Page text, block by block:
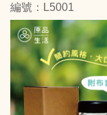
編號：L5001